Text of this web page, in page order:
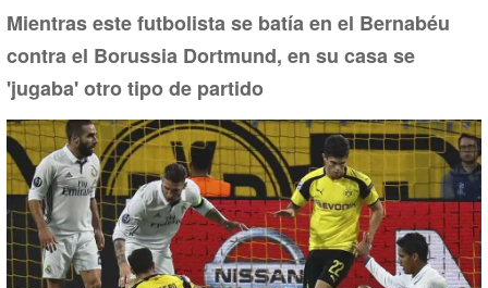
Mientras este futbolista se batía en el Bernabéu
contra el Borussia Dortmund, en su casa se
'jugaba' otro tipo de partido